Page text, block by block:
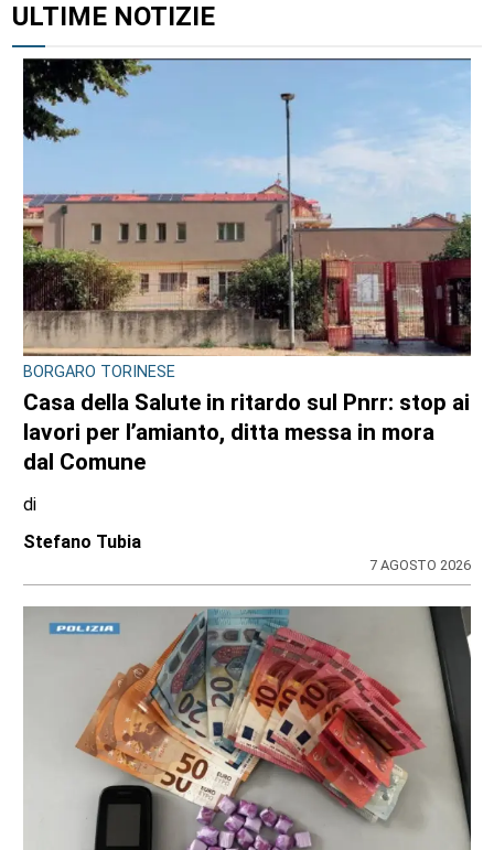
ULTIME NOTIZIE
BORGARO TORINESE
Casa della Salute in ritardo sul Pnrr: stop ai
lavori per l’amianto, ditta messa in mora
dal Comune
di
Stefano Tubia
7 AGOSTO 2026